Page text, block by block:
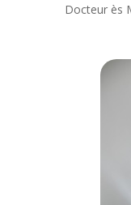
Docteur ès